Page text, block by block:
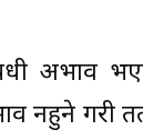
अभाव
नहुने गरी